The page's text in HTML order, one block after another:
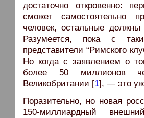
достаточно откровенно:
сможет самостоятельно
человек, остальные
Разумеется, пока с
представители “Римского
Но когда с заявлением о
более 50 миллионов
Великобритании [1], — это
Поразительно, но новая
150-миллиардный